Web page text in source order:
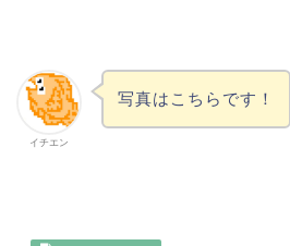
イチエン
写真はこちらです！